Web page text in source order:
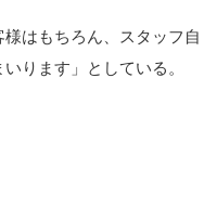
はもちろん、スタッフ自
ります」としている。